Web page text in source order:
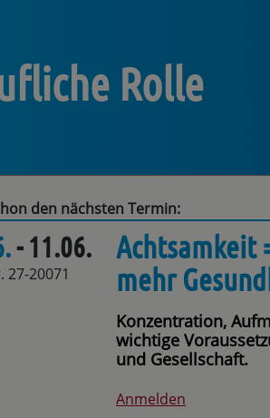
Rolle
den nächsten Termin:
- 11.06.
27-20071
Achtsamkeit
mehr
Konzentration,
wichtige
und Gesellschaft.
Anmelden